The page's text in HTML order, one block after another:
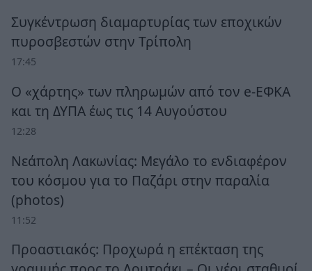
Συγκέντρωση διαμαρτυρίας των εποχικών
πυροσβεστών στην Τρίπολη
17:45
Ο «χάρτης» των πληρωμών από τον e-ΕΦΚΑ
και τη ΔΥΠΑ έως τις 14 Αυγούστου
12:28
Νεάπολη Λακωνίας: Μεγάλο το ενδιαφέρον
του κόσμου για το Παζάρι στην παραλία
(photos)
11:52
Προαστιακός: Προχωρά η επέκταση της